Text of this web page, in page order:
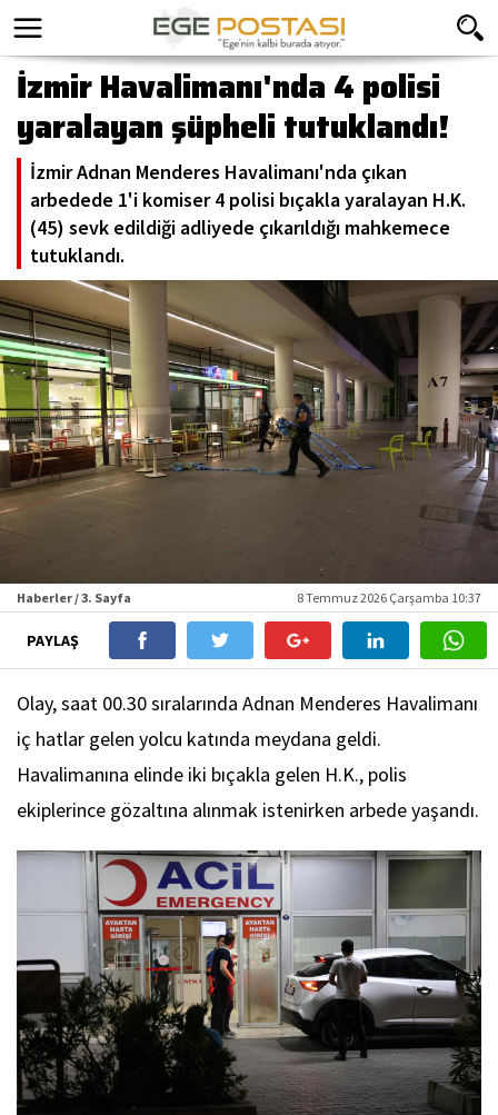
İzmir Havalimanı'nda 4 polisi
yaralayan şüpheli tutuklandı!
İzmir Adnan Menderes Havalimanı'nda çıkan
arbedede 1'i komiser 4 polisi bıçakla yaralayan H.K.
(45) sevk edildiği adliyede çıkarıldığı mahkemece
tutuklandı.
Haberler / 3. Sayfa 8 Temmuz 2026 Çarşamba 10:37
PAYLAŞ
Olay, saat 00.30 sıralarında Adnan Menderes Havalimanı
iç hatlar gelen yolcu katında meydana geldi.
Havalimanına elinde iki bıçakla gelen H.K., polis
ekiplerince gözaltına alınmak istenirken arbede yaşandı.